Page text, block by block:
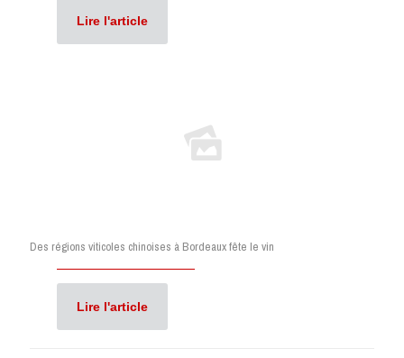
Lire l'article
Des régions viticoles chinoises à Bordeaux fête le vin
Lire l'article